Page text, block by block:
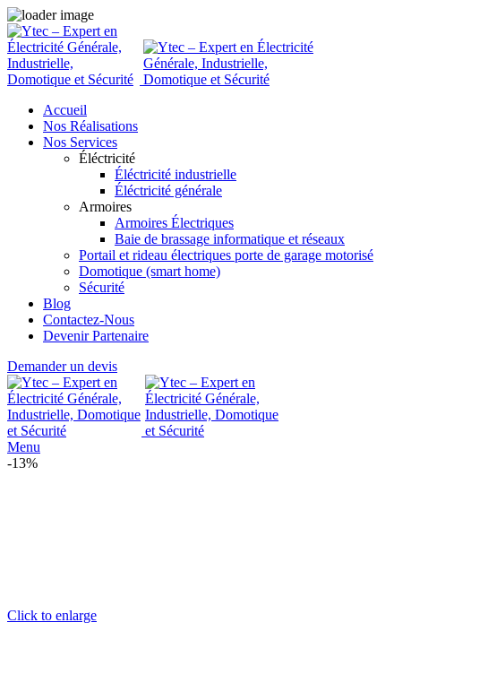
Accueil
Nos Réalisations
Nos Services
Éléctricité
Éléctricité industrielle
Éléctricité générale
Armoires
Armoires Électriques
Baie de brassage informatique et réseaux
Portail et rideau électriques porte de garage motorisé
Domotique (smart home)
Sécurité
Blog
Contactez-Nous
Devenir Partenaire
Demander un devis
Menu
-13%
Click to enlarge